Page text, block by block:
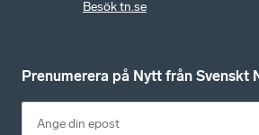
Besök tn.se
Prenumerera på Nytt från Svenskt